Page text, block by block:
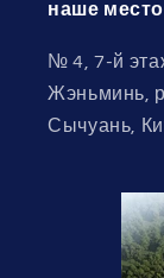
наше
№ 4, 7-й
Жэньминь,
Сычуань,